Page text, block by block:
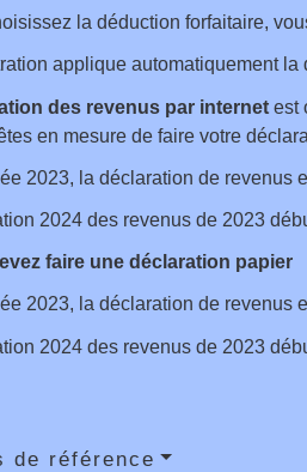
la déduction forfaitaire,
applique automatiquement la
des revenus par internetest
en mesure de faire votre
2023, la déclaration de revenus
2024 des revenus de 2023
faire une déclaration papier
2023, la déclaration de revenus
2024 des revenus de 2023
de référence